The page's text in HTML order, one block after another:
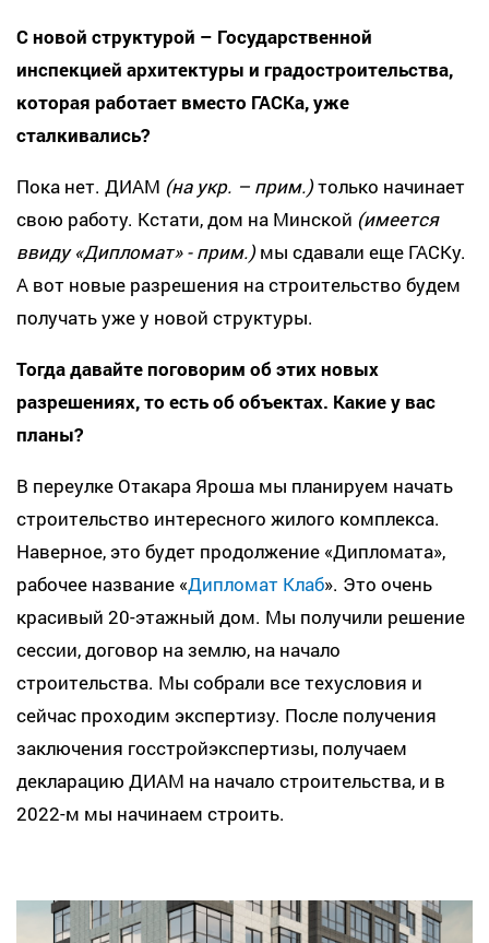
С новой структурой – Государственной
инспекцией архитектуры и градостроительства,
которая работает вместо ГАСКа, уже
сталкивались?
Пока нет. ДИАМ (на укр. – прим.)только начинает
свою работу. Кстати, дом на Минской (имеется
ввиду «Дипломат» - прим.)мы сдавали еще ГАСКу.
А вот новые разрешения на строительство будем
получать уже у новой структуры.
Тогда давайте поговорим об этих новых
разрешениях, то есть об объектах. Какие у вас
планы?
В переулке Отакара Яроша мы планируем начать
строительство интересного жилого комплекса.
Наверное, это будет продолжение «Дипломата»,
рабочее название «Дипломат Клаб». Это очень
красивый 20-этажный дом. Мы получили решение
сессии, договор на землю, на начало
строительства. Мы собрали все техусловия и
сейчас проходим экспертизу. После получения
заключения госстройэкспертизы, получаем
декларацию ДИАМ на начало строительства, и в
2022-м мы начинаем строить.